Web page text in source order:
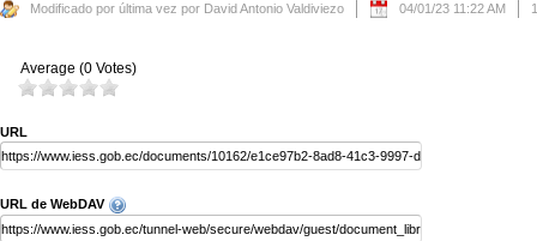
Modificado por última vez por David Antonio Valdiviezo
04/01/23 11:22 AM
Average (0 Votes)
URL
URL de WebDAV